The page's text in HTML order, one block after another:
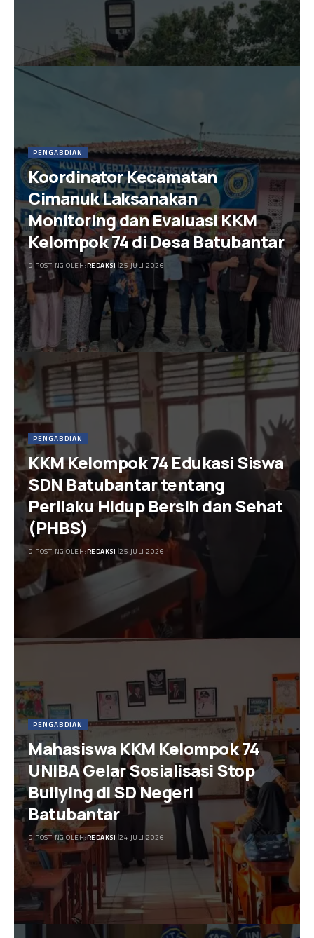
PENGABDIAN
Koordinator Kecamatan
Cimanuk Laksanakan
Monitoring dan Evaluasi KKM
Kelompok 74 di Desa Batubantar
DIPOSTING OLEH:REDAKSI 25 JULI 2026
PENGABDIAN
KKM Kelompok 74 Edukasi Siswa
SDN Batubantar tentang
Perilaku Hidup Bersih dan Sehat
(PHBS)
DIPOSTING OLEH:REDAKSI 25 JULI 2026
PENGABDIAN
Mahasiswa KKM Kelompok 74
UNIBA Gelar Sosialisasi Stop
Bullying di SD Negeri
Batubantar
DIPOSTING OLEH:REDAKSI 24 JULI 2026